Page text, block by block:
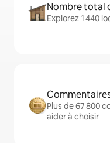
Nombre total
Explorez 1 440
Plus de 67 800
aider à choisir